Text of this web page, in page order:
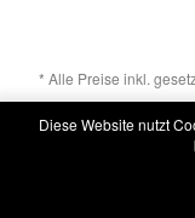
* Alle Preise inkl.
Diese Website nutzt